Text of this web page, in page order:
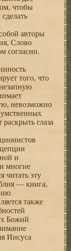
чтобы
авторы
Слово
согласии.
того, что
невозможно
глаза
и
многие
читать эту
— книга,
также
Божий
Иисуса